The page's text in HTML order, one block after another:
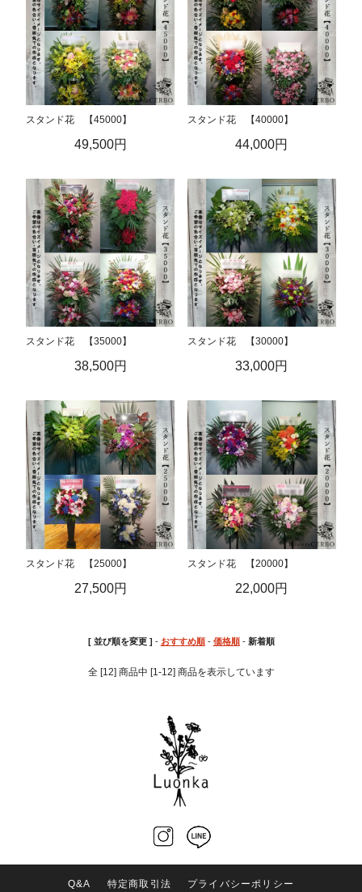
スタンド花 【45000】
49,500円
スタンド花 【40000】
44,000円
スタンド花 【35000】
38,500円
スタンド花 【30000】
33,000円
スタンド花 【25000】
27,500円
スタンド花 【20000】
22,000円
[ 並び順を変更 ] - おすすめ順 - 価格順 - 新着順
全 [12] 商品中 [1-12] 商品を表示しています
Q&A 特定商取引法 プライバシーポリシー